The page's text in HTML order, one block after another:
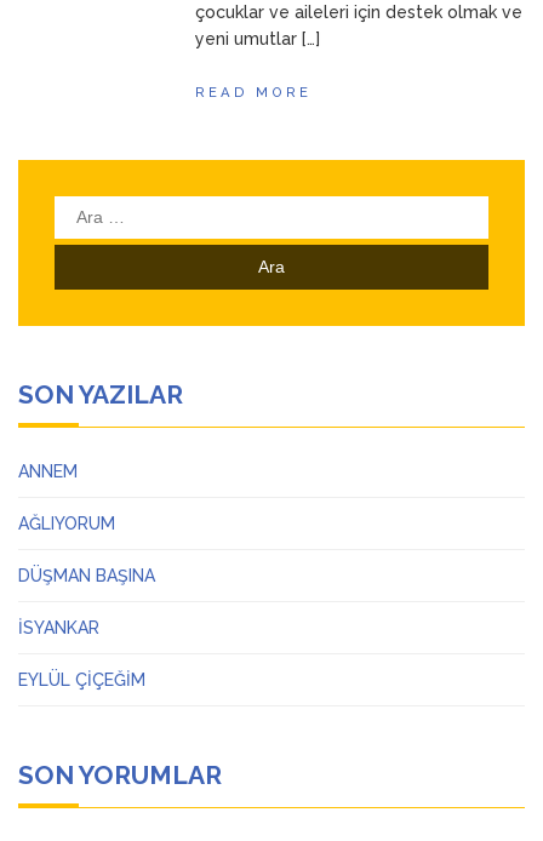
çocuklar ve aileleri için destek olmak ve
yeni umutlar […]
READ MORE
Arama:
SON YAZILAR
ANNEM
AĞLIYORUM
DÜŞMAN BAŞINA
İSYANKAR
EYLÜL ÇİÇEĞİM
SON YORUMLAR